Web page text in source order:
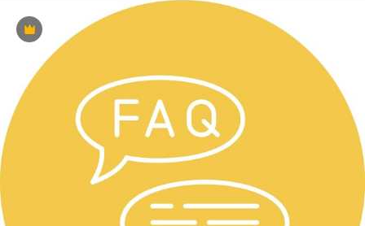
Premium